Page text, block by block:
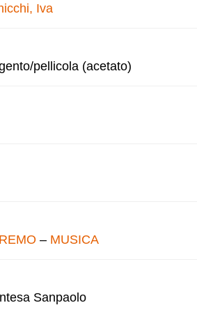
Iva
pellicola (acetato)
– MUSICA
Sanpaolo